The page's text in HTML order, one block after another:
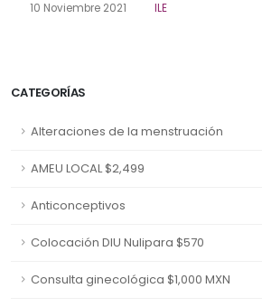
CATEGORÍAS
Alteraciones de la menstruación
AMEU LOCAL $2,499
Anticonceptivos
Colocación DIU Nulipara $570
Consulta ginecológica $1,000 MXN
10 Noviembre 2021 ILE